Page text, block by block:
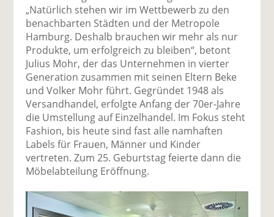
„Natürlich stehen wir im Wettbewerb zu den
benachbarten Städten und der Metropole
Hamburg. Deshalb brauchen wir mehr als nur
Produkte, um erfolgreich zu bleiben“, betont
Julius Mohr, der das Unternehmen in vierter
Generation zusammen mit seinen Eltern Beke
und Volker Mohr führt. Gegründet 1948 als
Versandhandel, erfolgte Anfang der 70er-Jahre
die Umstellung auf Einzelhandel. Im Fokus steht
Fashion, bis heute sind fast alle namhaften
Labels für Frauen, Männer und Kinder
vertreten. Zum 25. Geburtstag feierte dann die
Möbelabteilung Eröffnung.